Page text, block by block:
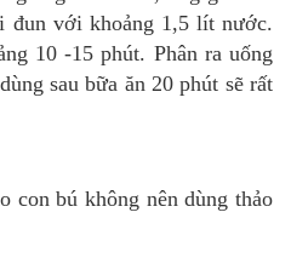
đun với khoảng 1,5 lít nước.
10 -15 phút. Phân ra uống
sau bữa ăn 20 phút sẽ rất
con bú không nên dùng thảo